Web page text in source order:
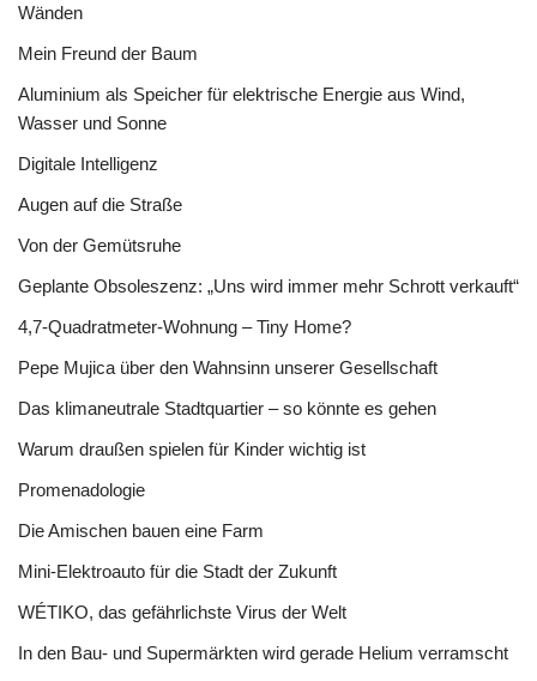
Wänden
Mein Freund der Baum
Aluminium als Speicher für elektrische Energie aus Wind,
Wasser und Sonne
Digitale Intelligenz
Augen auf die Straße
Von der Gemütsruhe
Geplante Obsoleszenz: „Uns wird immer mehr Schrott verkauft“
4,7-Quadratmeter-Wohnung – Tiny Home?
Pepe Mujica über den Wahnsinn unserer Gesellschaft
Das klimaneutrale Stadtquartier – so könnte es gehen
Warum draußen spielen für Kinder wichtig ist
Promenadologie
Die Amischen bauen eine Farm
Mini-Elektroauto für die Stadt der Zukunft
WÉTIKO, das gefährlichste Virus der Welt
In den Bau- und Supermärkten wird gerade Helium verramscht